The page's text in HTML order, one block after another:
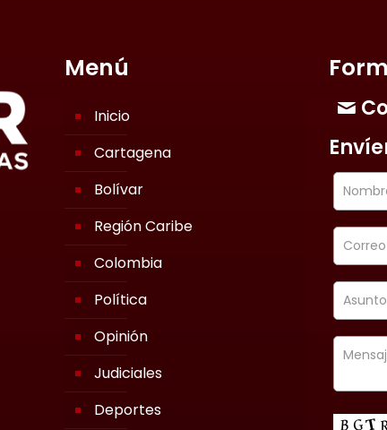
Menú
Inicio
Cartagena
Bolívar
Región Caribe
Colombia
Política
Opinión
Judiciales
Deportes